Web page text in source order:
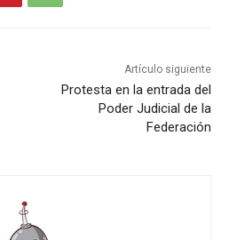
Artículo siguiente
Protesta en la entrada del
Poder Judicial de la
Federación